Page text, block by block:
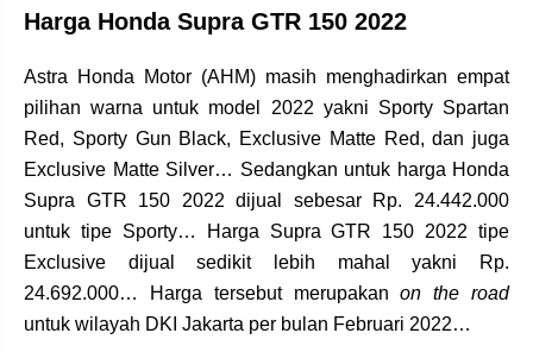
Harga Honda Supra GTR 150 2022
Astra Honda Motor (AHM) masih menghadirkan empat
pilihan warna untuk model 2022 yakni Sporty Spartan
Red, Sporty Gun Black, Exclusive Matte Red, dan juga
Exclusive Matte Silver… Sedangkan untuk harga Honda
Supra GTR 150 2022 dijual sebesar Rp. 24.442.000
untuk tipe Sporty… Harga Supra GTR 150 2022 tipe
Exclusive dijual sedikit lebih mahal yakni Rp.
24.692.000… Harga tersebut merupakanon the road
untuk wilayah DKI Jakarta per bulan Februari 2022…